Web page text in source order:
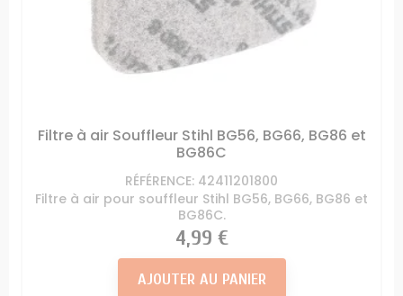
Filtre à air Souffleur Stihl BG56, BG66, BG86 et
BG86C
RÉFÉRENCE: 42411201800
Filtre à air pour souffleur Stihl BG56, BG66, BG86 et
BG86C.
Prix
4,99 €
AJOUTER AU PANIER